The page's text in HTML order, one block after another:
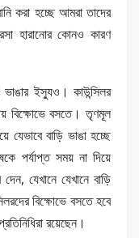
করা হচ্ছে আমরা তাদের
হারানোর কোনও কারণ
ইস্যুও। কাউন্সিলর
বিক্ষোভে বসতে। তৃণমূল
যেভাবে বাড়ি ভাঙা হচ্ছে
পর্যাপ্ত সময় না দিয়ে
যেখানে যেখানে বাড়ি
বিক্ষোভে বসতে হবে
রয়েছেন।